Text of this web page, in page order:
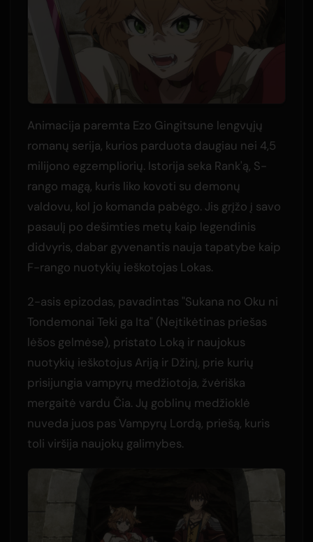
Animacija paremta Ezo Gingitsune lengvųjų
romanų serija, kurios parduota daugiau nei 4,5
milijono egzempliorių. Istorija seka Rank'ą, S-
rango magą, kuris liko kovoti su demonų
valdovu, kol jo komanda pabėgo. Jis grįžo į savo
pasaulį po dešimties metų kaip legendinis
didvyris, dabar gyvenantis nauja tapatybe kaip
F-rango nuotykių ieškotojas Lokas.
2-asis epizodas, pavadintas "Sukana no Oku ni
Tondemonai Teki ga Ita" (Neįtikėtinas priešas
lėšos gelmėse), pristato Loką ir naujokus
nuotykių ieškotojus Ariją ir Džinį, prie kurių
prisijungia vampyrų medžiotoja, žvėriška
mergaitė vardu Čia. Jų goblinų medžioklė
nuveda juos pas Vampyrų Lordą, priešą, kuris
toli viršija naujokų galimybes.